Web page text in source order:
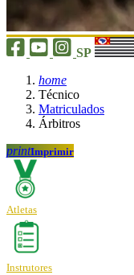
SP
home
Técnico
Matriculados
Árbitros
printImprimir
Atletas
Instrutores